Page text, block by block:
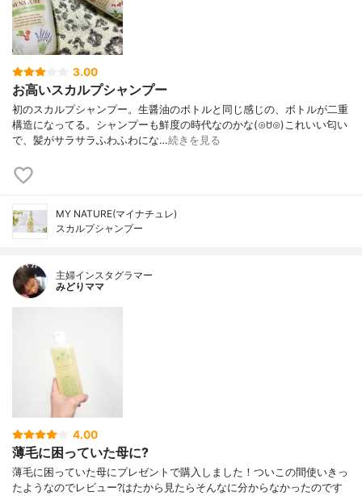
3.00
お高いスカルプシャンプー
初のスカルプシャンプー。生醤油のボトルと同じ感じの、ボトルが二重
構造になってる。シャンプーも鮮度の時代なのかな(⊙ꇴ⊙)これいい匂い
で、髪がサラサラふわふわにな…続きを見る
MY NATURE(マイナチュレ)
スカルプシャンプー
主婦インスタグラマー
みどりママ
4.00
薄毛に困っていた母に?
薄毛に困っていた母にプレゼントで購入しました！ついこの間使いきっ
たようなのでレビュー?はたから見たらそんなに分からなかったのです